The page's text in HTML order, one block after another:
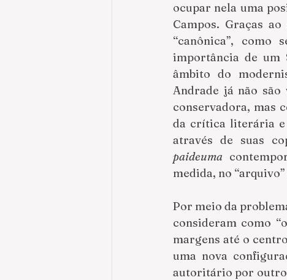
ocupar nela uma
Campos. Graças
“canônica”,
importância de um
âmbito do
Andrade já não são
conservadora, mas
da crítica literária e
paideuma
medida, no
Por meio da
consideram como
margens até o
uma nova
autoritário por